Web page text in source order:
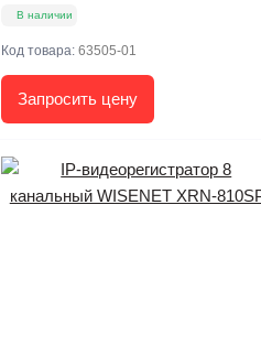
В наличии
Код товара:63505-01
Запросить цену